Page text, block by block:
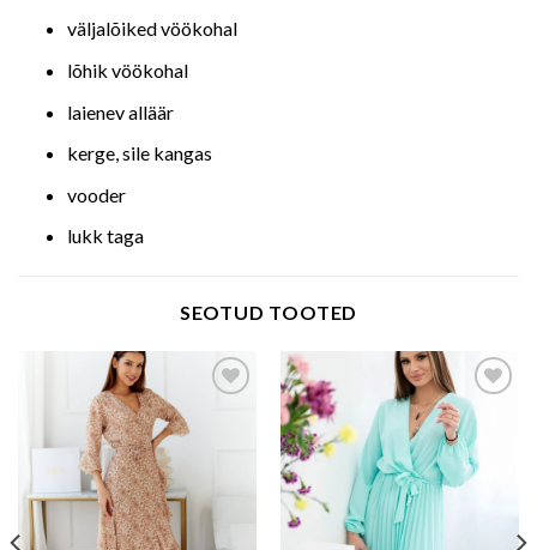
väljalõiked vöökohal
lõhik vöökohal
laienev alläär
kerge, sile kangas
vooder
lukk taga
SEOTUD TOOTED
Add to wishlist Add to wishlist